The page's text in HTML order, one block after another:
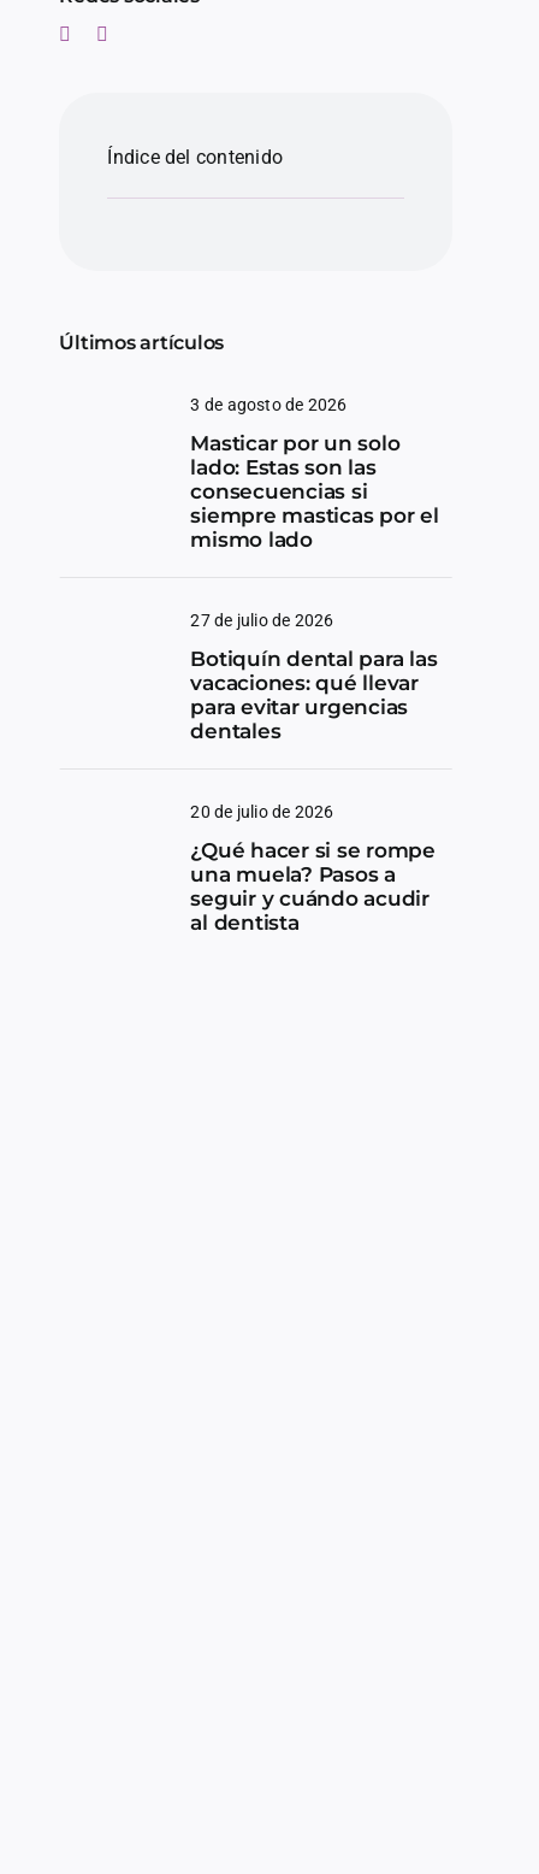
Índice del contenido
Últimos artículos
3 de agosto de 2026
Masticar por un solo
lado: Estas son las
consecuencias si
siempre masticas por el
mismo lado
27 de julio de 2026
Botiquín dental para las
vacaciones: qué llevar
para evitar urgencias
dentales
20 de julio de 2026
¿Qué hacer si se rompe
una muela? Pasos a
seguir y cuándo acudir
al dentista